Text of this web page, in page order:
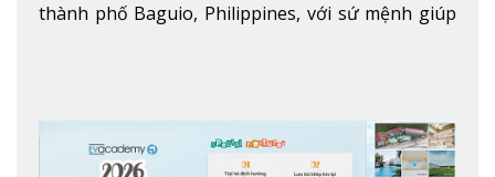
thành phố Baguio, Philippines, với sứ mệnh giúp